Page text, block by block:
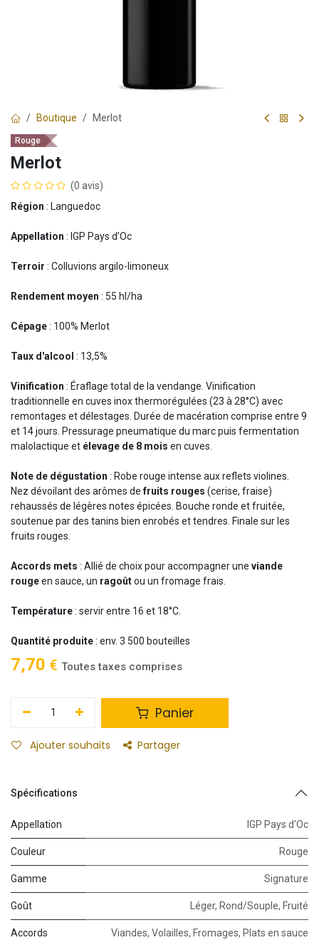
Boutique Merlot
Rouge
Merlot
(0 avis)
Région : Languedoc
Appellation : IGP Pays d’Oc
Terroir : Colluvions argilo-limoneux
Rendement moyen : 55 hl/ha
Cépage: 100% Merlot
Taux d'alcool : 13,5%
Vinification : Éraflage total de la vendange. Vinification
traditionnelle en cuves inox thermorégulées (23 à 28°C) avec
remontages et délestages. Durée de macération comprise entre 9
et 14 jours. Pressurage pneumatique du marc puis fermentation
malolactique et élevage de 8 mois en cuves.
Note de dégustation : Robe rouge intense aux reflets violines.
Nez dévoilant des arômes defruits rouges (cerise, fraise)
rehaussés de légères notes épicées. Bouche ronde et fruitée,
soutenue par des tanins bien enrobés et tendres. Finale sur les
fruits rouges.
Accords mets : Allié de choix pour accompagner une viande
rougeen sauce, un ragoûtou un fromage frais.
Température: servir entre 16 et 18°C.
Quantité produite: env. 3 500 bouteilles
7,70 € Toutes taxes comprises
Panier
Ajouter souhaits Partager
Spécifications
Appellation IGP Pays d'Oc
Couleur Rouge
Gamme Signature
Goût Léger, Rond/Souple, Fruité
Accords Viandes, Volailles, Fromages, Plats en sauce